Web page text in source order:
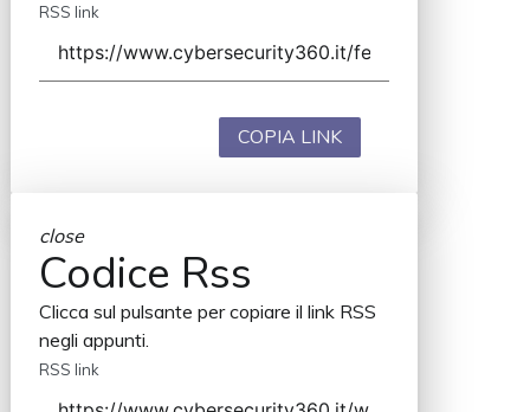
RSS link
COPIA LINK
close
Codice Rss
Clicca sul pulsante per copiare il link RSS
negli appunti.
RSS link